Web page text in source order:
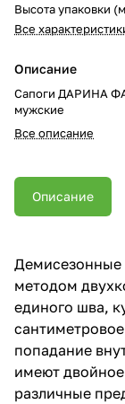
Высота упаковки
Все
Описание
Сапоги ДАРИНА
мужские
Все описание
Описание
Демисезонные
методом
единого шва,
попадание
имеют
различные